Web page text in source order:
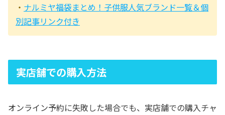
・ ナルミヤ福袋まとめ！子供服人気ブランド一覧＆個
別記事リンク付き
実店舗での購入方法
オンライン予約に失敗した場合でも、実店舗での購入チャ